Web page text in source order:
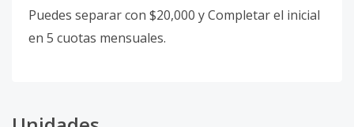
Puedes separar con $20,000 y Completar el inicial
en 5 cuotas mensuales.